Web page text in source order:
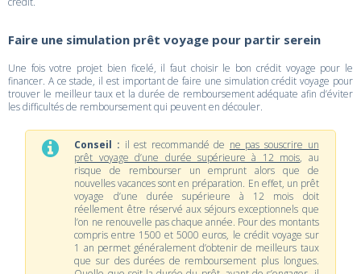
Faire une simulation prêt voyage pour partir serein
Une fois votre projet bien ficelé, il faut choisir le bon crédit voyage pour le
financer. A ce stade, il est important de faire une simulation crédit voyage pour
trouver le meilleur taux et la durée de remboursement adéquate afin d’éviter
les difficultés de remboursement qui peuvent en découler.
Conseil : il est recommandé de ne pas souscrire un
prêt voyage d’une durée supérieure à 12 mois, au
risque de rembourser un emprunt alors que de
nouvelles vacances sont en préparation. En effet, un prêt
voyage d’une durée supérieure à 12 mois doit
réellement être réservé aux séjours exceptionnels que
l’on ne renouvelle pas chaque année. Pour des montants
compris entre 1500 et 5000 euros, le crédit voyage sur
1 an permet généralement d’obtenir de meilleurs taux
que sur des durées de remboursement plus longues.